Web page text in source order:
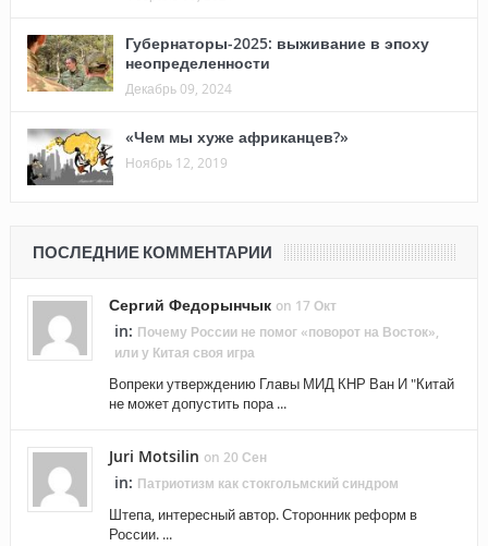
Губернаторы-2025: выживание в эпоху
неопределенности
Декабрь 09, 2024
«Чем мы хуже африканцев?»
Ноябрь 12, 2019
ПОСЛЕДНИЕ КОММЕНТАРИИ
Сергий Федорынчык on 17 Окт
in: Почему России не помог «поворот на Восток»,
или у Китая своя игра
Вопреки утверждению Главы МИД КНР Ван И "Китай
не может допустить пора ...
Juri Motsilin on 20 Сен
in: Патриотизм как стокгольмский синдром
Штепа, интересный автор. Сторонник реформ в
России. ...